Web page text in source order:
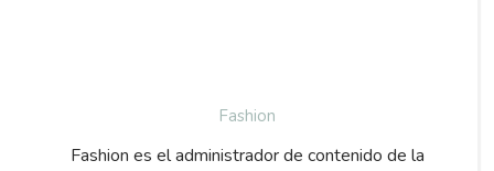
Fashion
Fashion es el administrador de contenido de la